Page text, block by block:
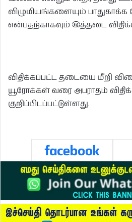
விழுமியங்களையும்
என்பதற்காகவும் இத்தடை
விதிக்கப்பட்ட தடையை மீறி
யூரோக்கள் வரை அபராதம்
குறிப்பிடப்பட்டுள்ளது.